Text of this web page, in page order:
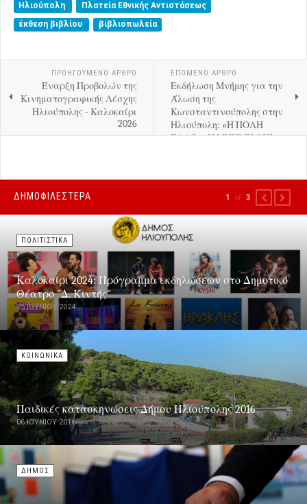
Ηλιούπολη
Πλατεία Εθνικής Αντιστάσεως
έκθεση βιβλίου
βιβλιοπωλεία
ΠΡΟΗΓΟΎΜΕΝΟ ΑΡΘΡΟ
Έναρξη Προβολών της
Κινηματογραφικής Λέσχης
Ηλιούπολης - Καλοκαίρι
2026
ΕΠΟΜΕΝΟ ΑΡΘΡΟ
Εκδήλωση Μνήμης για την
Άλωση της
Κωνσταντινούπολης στην
Ηλιούπολη: «Η ΠΟΛΗ
ΕΑΛΩ… Η ΜΝΗΜΗ ΟΧΙ»
ΔΗΜΟΦΙΛΕΣΤΕΡΑ
ΠΟΛΙΤΙΣΤΙΚΑ
Καλοκαίρι 2024: Πρόγραμμα εκδηλώσεων στο Δημοτικό
Θέατρο "Δ. Κιντής"
25 ΙΟΥΝΊΟΥ 2024
ΚΟΙΝΩΝΙΚΑ
Παιδικές κατασκηνώσεις Δήμου Ηλιούπολης 2016
06 ΙΟΥΝΊΟΥ 2016
ΔΗΜΟΣ
1 of 3 PREVIOUS
NEXT